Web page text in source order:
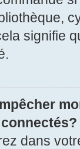
signifie
dans